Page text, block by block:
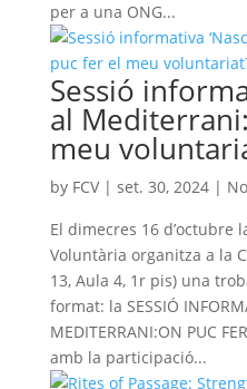
per a una ONG...
Sessió
al
meu
by FCV| set. 30, 2024|
El dimecres 16 d’octubre
Voluntària organitza a la
13, Aula 4, 1r pis) una
format: la SESSIÓ
MEDITERRANI:ON PUC
amb la participació...